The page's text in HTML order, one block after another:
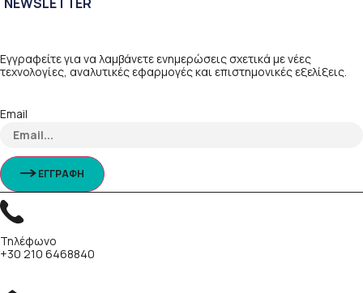
Εγγραφείτε για να λαμβάνετε ενημερώσεις σχετικά με νέες
τεχνολογίες, αναλυτικές εφαρμογές και επιστημονικές εξελίξεις.
Email
ΕΓΓΡΑΦΗ
Τηλέφωνο
+30 210 6468840